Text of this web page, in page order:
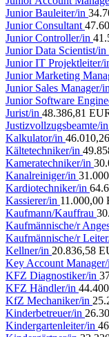
Junior Bauleiter/in
Junior Consultant
Junior Controller/in
Junior Data Scientist/in
Junior IT Projektleiter/
Junior Marketing
Junior Sales Manager/in
Junior Software
Jurist/in 48.386,81
Justizvollzugsbeamte/in
Kalkulator/in
Kältetechniker/in
Kameratechniker/in
Kanalreiniger/in
Kardiotechniker/in
Kassierer/in 11.000,00
Kaufmann/Kauffrau
Kaufmännische/r
Kaufmännische/r
Kellner/in 20.836,58
Key Account
KFZ Diagnostiker/in
KFZ Händler/in
KfZ Mechaniker/in
Kinderbetreuer/in
Kindergartenleiter/in